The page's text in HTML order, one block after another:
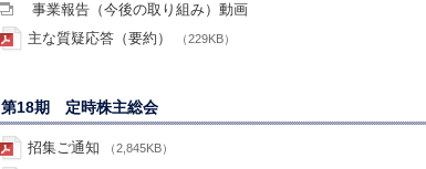
事業報告（今後の取り組み）動画
主な質疑応答（要約）
（229KB）
第18期 定時株主総会
招集ご通知 （2,845KB）